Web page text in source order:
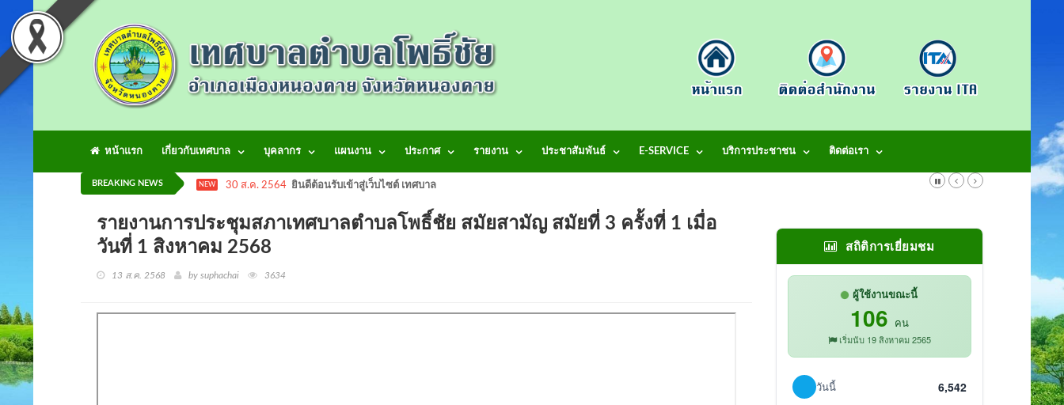
หน้าแรก เกี่ยวกับเทศบาล บุคลากร แผนงาน ประกาศ รายงาน ประชาสัมพันธ์ E-SERVICE บริการประชาชน ติดต่อเรา
BREAKING NEWS NEW 30 ส.ค. 2564 ยินดีต้อนรับเข้าสู่เว็บไซต์ เทศบาลตำบลโพธิ์ชัย
รายงานการประชุมสภาเทศบาลตำบลโพธิ์ชัย สมัยสามัญ สมัยที่ 3 ครั้งที่ 1 เมื่อ
วันที่ 1 สิงหาคม 2568
13 ส.ค. 2568 by suphachai 3634
สถิติการเยี่ยมชม
ผู้ใช้งานขณะนี้
106 คน
เริ่มนับ 19 สิงหาคม 2565
วันนี้ 6,542